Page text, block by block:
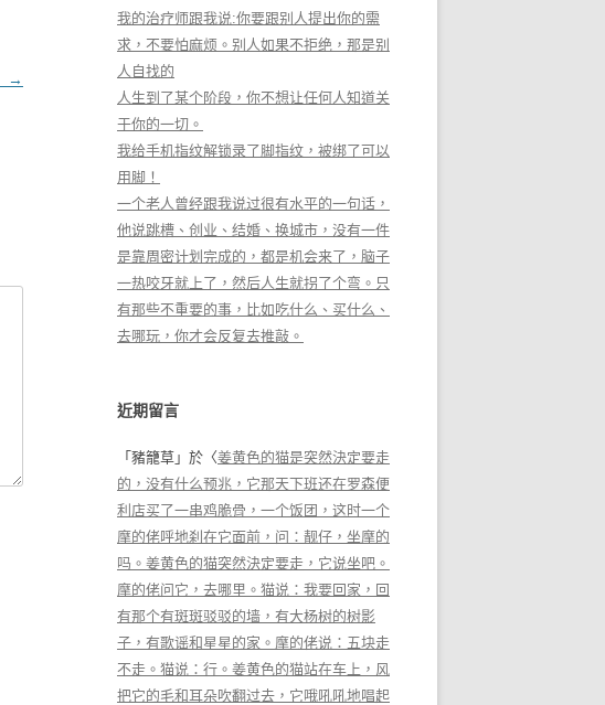
→
我的治疗师跟我说:你要跟别人提出你的需
求，不要怕麻烦。别人如果不拒绝，那是别
人自找的
人生到了某个阶段，你不想让任何人知道关
于你的一切。
我给手机指纹解锁录了脚指纹，被绑了可以
用脚！
一个老人曾经跟我说过很有水平的一句话，
他说跳槽、创业、结婚、换城市，没有一件
是靠周密计划完成的，都是机会来了，脑子
一热咬牙就上了，然后人生就拐了个弯。只
有那些不重要的事，比如吃什么、买什么、
去哪玩，你才会反复去推敲。
近期留言
「 豬籠草 」於〈姜黄色的猫是突然決定要走
的，没有什么预兆，它那天下班还在罗森便
利店买了一串鸡脆骨，一个饭团，这时一个
摩的佬呼地刹在它面前，问：靓仔，坐摩的
吗。姜黄色的猫突然決定要走，它说坐吧。
摩的佬问它，去哪里。猫说：我要回家，回
有那个有斑斑驳驳的墙，有大杨树的树影
子，有歌谣和星星的家。摩的佬说：五块走
不走。猫说：行。姜黄色的猫站在车上，风
把它的毛和耳朵吹翻过去，它哦吼吼地唱起